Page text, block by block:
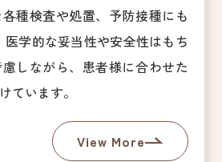
種検査や処置、予防接種にも
学的な妥当性や安全性はもち
しながら、患者様に合わせた
ています。
View More